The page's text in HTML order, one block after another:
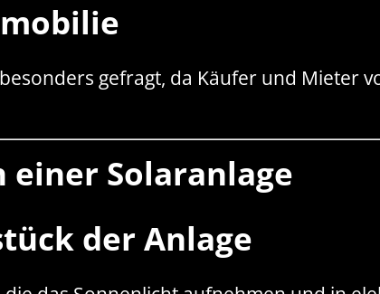
gefragt, da Käufer und Mieter
einer Solaranlage
der Anlage